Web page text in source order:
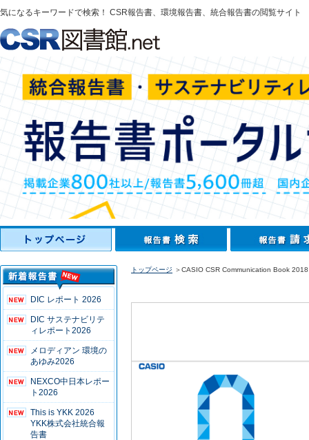
気になるキーワードで検索！ CSR報告書、環境報告書、統合報告書の閲覧サイト
DIC レポート 2026
DIC サステナビリテ
ィレポート2026
メロディアン 環境の
あゆみ2026
NEXCO中日本レポー
ト2026
This is YKK 2026
YKK株式会社統合報
告書
トップページ ＞CASIO CSR Communication Book 2018